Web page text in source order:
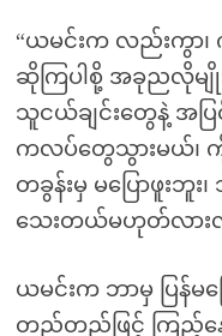
“ယမင်းက လည်းကွာ
ဆိုကြပါစို့ အခုညလိုမျို
သူငယ်ချင်းတွေနဲ့ အပ
ကလပ်တွေသွားမယ်၊ ကို
တခွန်းမှ မပြောဖူးဘူ
သေးတယ်မဟုတ်လား
ယမင်းက ဘာမှ ပြန်မ
တည်တည်ဖြင့် ကြည့်န